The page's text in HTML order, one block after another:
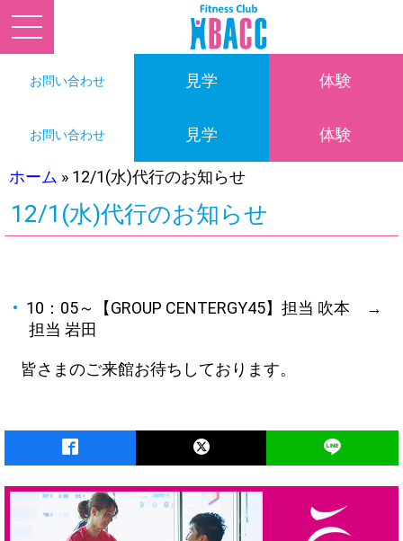
お問い合わせ 見学 体験
お問い合わせ 見学 体験
ホーム » 12/1(水)代行のお知らせ
12/1(水)代行のお知らせ
10：05～【GROUP CENTERGY45】担当 吹本
→
担当 岩田
皆さまのご来館お待ちしております。